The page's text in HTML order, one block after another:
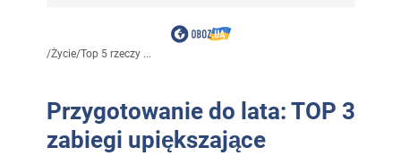
/Życie/Top 5 rzeczy ...
Przygotowanie do lata: TOP 3
zabiegi upiększające